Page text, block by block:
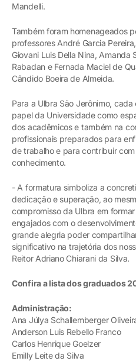
Mandelli.
Também foram homenageados
professores André Garcia
Giovani Luis Della Nina, Amanda
Rabadan e Fernada Maciel de
Cândido Boeira de Almeida.
Para a Ulbra São Jerônimo,
papel da Universidade como
dos acadêmicos e também na
profissionais preparados para
de trabalho e para contribuir
conhecimento.
- A formatura simboliza a
dedicação e superação, ao
compromisso da Ulbra em
engajados com o
grande alegria poder
significativo na trajetória dos
Reitor Adriano Chiarani da Silva.
Confira a lista dos graduados
Administração:
Ana Júlya Schallemberger
Anderson Luis Rebello Franco
Carlos Henrique Goelzer
Emilly Leite da Silva